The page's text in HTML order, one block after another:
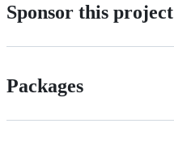
Sponsor this project
Packages